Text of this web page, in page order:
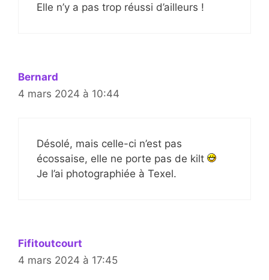
Elle n’y a pas trop réussi d’ailleurs !
Bernard
4 mars 2024 à 10:44
Désolé, mais celle-ci n’est pas
écossaise, elle ne porte pas de kilt
Je l’ai photographiée à Texel.
Fifitoutcourt
4 mars 2024 à 17:45